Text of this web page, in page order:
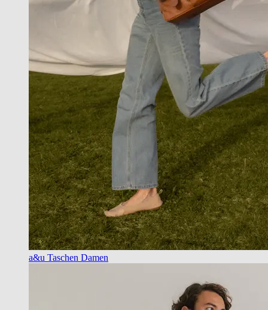
a&u Taschen Damen